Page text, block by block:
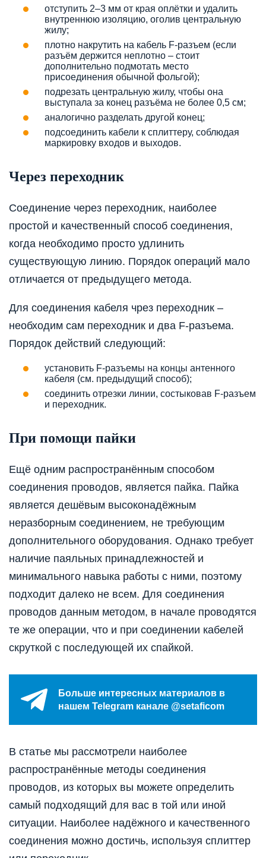
отступить 2–3 мм от края оплётки и удалить
внутреннюю изоляцию, оголив центральную
жилу;
плотно накрутить на кабель F-разъем (если
разъём держится неплотно – стоит
дополнительно подмотать место
присоединения обычной фольгой);
подрезать центральную жилу, чтобы она
выступала за конец разъёма не более 0,5 см;
аналогично разделать другой конец;
подсоединить кабели к сплиттеру, соблюдая
маркировку входов и выходов.
Через переходник
Соединение через переходник, наиболее
простой и качественный способ соединения,
когда необходимо просто удлинить
существующую линию. Порядок операций мало
отличается от предыдущего метода.
Для соединения кабеля чрез переходник –
необходим сам переходник и два F-разъема.
Порядок действий следующий:
установить F-разъемы на концы антенного
кабеля (см. предыдущий способ);
соединить отрезки линии, состыковав F-разъем
и переходник.
При помощи пайки
Ещё одним распространённым способом
соединения проводов, является пайка. Пайка
является дешёвым высоконадёжным
неразборным соединением, не требующим
дополнительного оборудования. Однако требует
наличие паяльных принадлежностей и
минимального навыка работы с ними, поэтому
подходит далеко не всем. Для соединения
проводов данным методом, в начале проводятся
те же операции, что и при соединении кабелей
скруткой с последующей их спайкой.
Больше интересных материалов в
нашем Telegram канале @setaficom
В статье мы рассмотрели наиболее
распространённые методы соединения
проводов, из которых вы можете определить
самый подходящий для вас в той или иной
ситуации. Наиболее надёжного и качественного
соединения можно достичь, используя сплиттер